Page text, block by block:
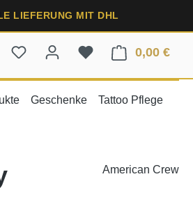
LIEFERUNG MIT DHL
0,00 €
Geschenke Tattoo Pflege
American Crew